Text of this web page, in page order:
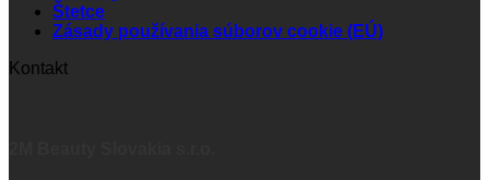
Štetce
Zásady používania súborov cookie (EÚ)
Kontakt